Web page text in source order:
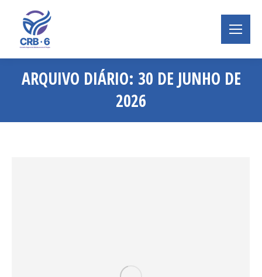
ARQUIVO DIÁRIO: 30 DE JUNHO DE
2026
Você está aqui: